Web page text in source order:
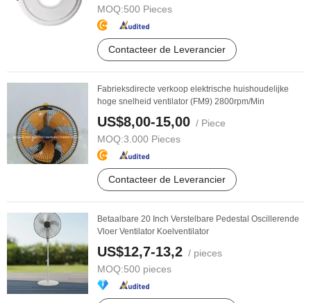
MOQ:500 Pieces
Contacteer de Leverancier
Fabrieksdirecte verkoop elektrische huishoudelijke
hoge snelheid ventilator (FM9) 2800rpm/Min
US$8,00-15,00 / Piece
MOQ:3.000 Pieces
Contacteer de Leverancier
Betaalbare 20 Inch Verstelbare Pedestal Oscillerende
Vloer Ventilator Koelventilator
US$12,7-13,2 / pieces
MOQ:500 pieces